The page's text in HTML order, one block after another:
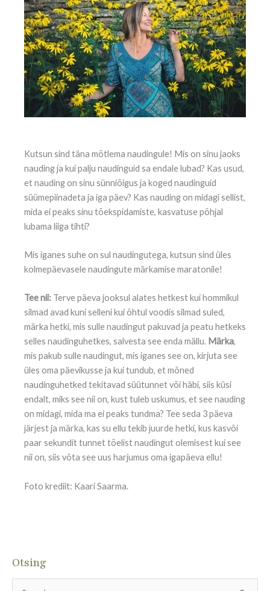
Kutsun sind täna mõtlema naudingule! Mis on sinu jaoks
nauding ja kui palju naudinguid sa endale lubad? Kas usud,
et nauding on sinu sünniõigus ja koged naudinguid
süümepiinadeta ja iga päev? Kas nauding on midagi sellist,
mida ei peaks sinu tõekspidamiste, kasvatuse põhjal
lubama liiga tihti?
Mis iganes suhe on sul naudingutega, kutsun sind üles
kolmepäevasele naudingute märkamise maratonile!
Tee nii: Terve päeva jooksul alates hetkest kui hommikul
silmad avad kuni selleni kui õhtul voodis silmad suled,
märka hetki, mis sulle naudingut pakuvad ja peatu hetkeks
selles naudinguhetkes, salvesta see enda mällu. Märka,
mis pakub sulle naudingut, mis iganes see on, kirjuta see
üles oma päevikusse ja kui tundub, et mõned
naudinguhetked tekitavad süütunnet või häbi, siis küsi
endalt, miks see nii on, kust tuleb uskumus, et see nauding
on midagi, mida ma ei peaks tundma? Tee seda 3 päeva
järjest ja märka, kas su ellu tekib juurde hetki, kus kasvõi
paar sekundit tunnet tõelist naudingut olemisest kui see
nii on, siis võta see uus harjumus oma igapäeva ellu!
Foto krediit: Kaari Saarma.